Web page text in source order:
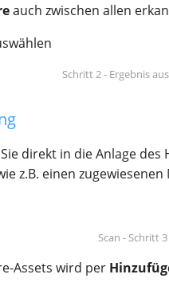
auch zwischen allen
Schritt 2 - Ergebnis
direkt in die Anlage
z.B. einen
Scan - Schritt 3
Assets wird per